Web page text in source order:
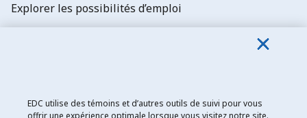
Explorer les possibilités d’emploi
EDC utilise des témoins et d’autres outils de suivi pour vous
offrir une expérience optimale lorsque vous visitez notre site.